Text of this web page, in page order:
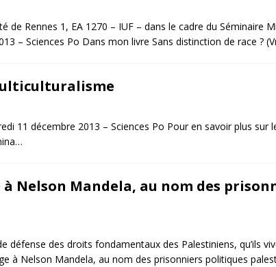
de Rennes 1, EA 1270 – IUF – dans le cadre du Séminaire
– Sciences Po Dans mon livre Sans distinction de race ?
11 décembre 2013 – Sciences Po Pour en savoir plus sur
Nelson Mandela, au nom des
défense des droits fondamentaux des Palestiniens, qu’ils
à Nelson Mandela, au nom des prisonniers politiques